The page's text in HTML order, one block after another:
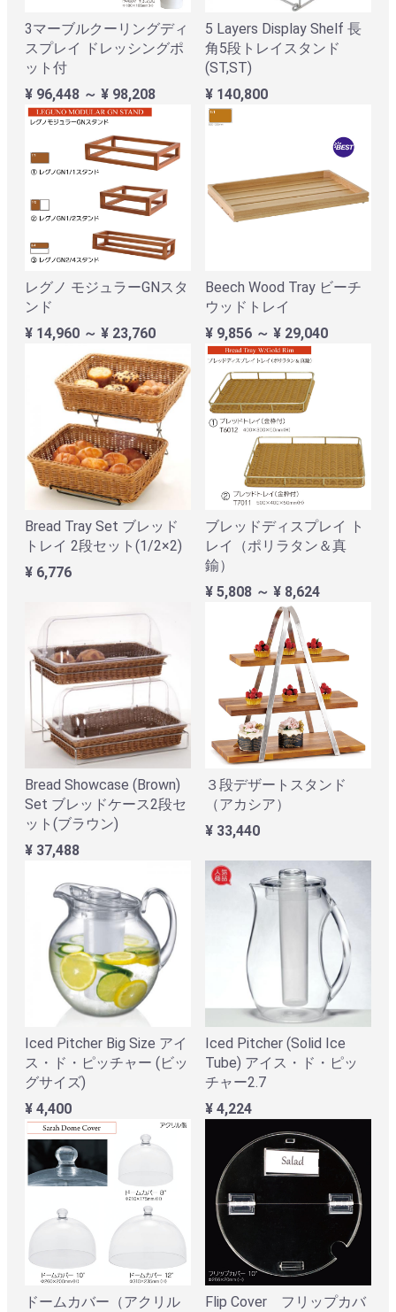
3マーブルクーリングディ
スプレイ ドレッシングポ
ット付
¥ 96,448 ～ ¥ 98,208
5 Layers Display Shelf 長
角5段トレイスタンド
(ST,ST)
¥ 140,800
レグノ モジュラーGNスタ
ンド
¥ 14,960 ～ ¥ 23,760
Beech Wood Tray ビーチ
ウッドトレイ
¥ 9,856 ～ ¥ 29,040
Bread Tray Set ブレッド
トレイ 2段セット(1/2×2)
¥ 6,776
ブレッドディスプレイ ト
レイ（ポリラタン＆真
鍮）
¥ 5,808 ～ ¥ 8,624
Bread Showcase (Brown)
Set ブレッドケース2段セ
ット(ブラウン)
¥ 37,488
３段デザートスタンド
（アカシア）
¥ 33,440
Iced Pitcher Big Size アイ
ス・ド・ピッチャー (ビッ
グサイズ)
¥ 4,400
Iced Pitcher (Solid Ice
Tube) アイス・ド・ピッ
チャー2.7
¥ 4,224
ドームカバー（アクリル
Flip Cover フリップカバ